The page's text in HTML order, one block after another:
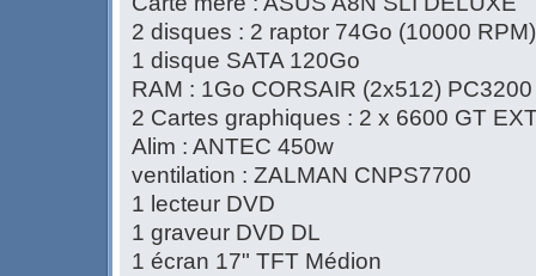
2 disques : 2 raptor 74Go (10000 RPM)
1 disque SATA 120Go
RAM : 1Go CORSAIR (2x512)
2 Cartes graphiques : 2 x 6600 GT
Alim : ANTEC 450w
ventilation : ZALMAN CNPS7700
1 lecteur DVD
1 graveur DVD DL
1 écran 17" TFT Médion